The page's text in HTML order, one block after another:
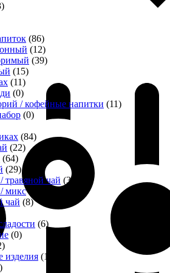
(86)
(12)
(39)
(15)
(11)
(0)
/ кофейные напитки (11)
(0)
(84)
(22)
(64)
(29)
травяной чай (30)
микс
чай (8)
(6)
(0)
изделия (1)